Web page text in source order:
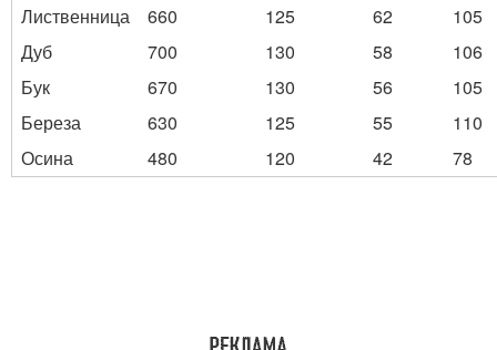
Лиственница
660 125 62
105
Дуб
700 130 58
106
Бук
670 130 56
105
Береза
630 125 55
110
Осина
480 120 42 78